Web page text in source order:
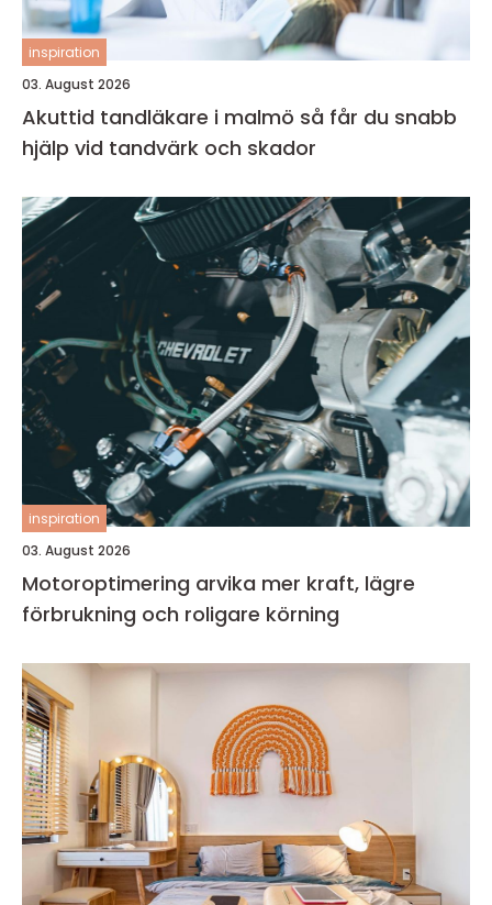
inspiration
03. August 2026
Akuttid tandläkare i malmö så får du snabb
hjälp vid tandvärk och skador
inspiration
03. August 2026
Motoroptimering arvika mer kraft, lägre
förbrukning och roligare körning